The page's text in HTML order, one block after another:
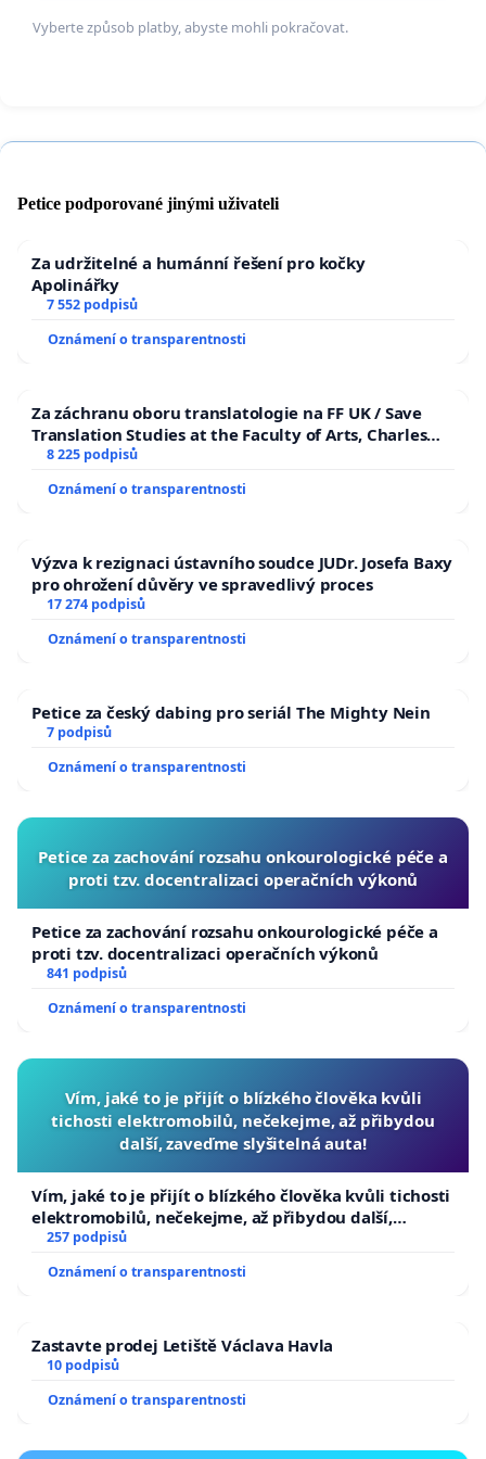
Žádáme tímto zřizovatele o odvolání Mgr. Jiřího
Vyberte způsob platby, abyste mohli pokračovat.
Petice podporované jinými uživateli
Za udržitelné a humánní řešení pro kočky
Apolinářky
7 552 podpisů
Oznámení o transparentnosti
Za záchranu oboru translatologie na FF UK / Save
Translation Studies at the Faculty of Arts, Charles
University
8 225 podpisů
Oznámení o transparentnosti
Výzva k rezignaci ústavního soudce JUDr. Josefa Baxy
pro ohrožení důvěry ve spravedlivý proces
17 274 podpisů
Oznámení o transparentnosti
Petice za český dabing pro seriál The Mighty Nein
7 podpisů
Oznámení o transparentnosti
Petice za zachování rozsahu onkourologické péče a
proti tzv. docentralizaci operačních výkonů
Petice za zachování rozsahu onkourologické péče a
proti tzv. docentralizaci operačních výkonů
841 podpisů
Oznámení o transparentnosti
Vím, jaké to je přijít o blízkého člověka kvůli
tichosti elektromobilů, nečekejme, až přibydou
další, zaveďme slyšitelná auta!
Vím, jaké to je přijít o blízkého člověka kvůli tichosti
elektromobilů, nečekejme, až přibydou další,
zaveďme slyšitelná auta!
257 podpisů
Oznámení o transparentnosti
Zastavte prodej Letiště Václava Havla
10 podpisů
Oznámení o transparentnosti